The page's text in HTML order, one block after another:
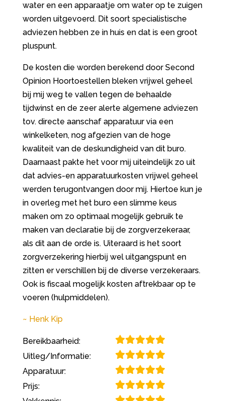
water en een apparaatje om water op te zuigen
worden uitgevoerd. Dit soort specialistische
adviezen hebben ze in huis en dat is een groot
pluspunt.
De kosten die worden berekend door Second
Opinion Hoortoestellen bleken vrijwel geheel
bij mij weg te vallen tegen de behaalde
tijdwinst en de zeer alerte algemene adviezen
tov. directe aanschaf apparatuur via een
winkelketen, nog afgezien van de hoge
kwaliteit van de deskundigheid van dit buro.
Daarnaast pakte het voor mij uiteindelijk zo uit
dat advies-en apparatuurkosten vrijwel geheel
werden terugontvangen door mij. Hiertoe kun je
in overleg met het buro een slimme keus
maken om zo optimaal mogelijk gebruik te
maken van declaratie bij de zorgverzekeraar,
als dit aan de orde is. Uiteraard is het soort
zorgverzekering hierbij wel uitgangspunt en
zitten er verschillen bij de diverse verzekeraars.
Ook is fiscaal mogelijk kosten aftrekbaar op te
voeren (hulpmiddelen).
Henk Kip
Bereikbaarheid:
Uitleg/Informatie:
Apparatuur:
Prijs: